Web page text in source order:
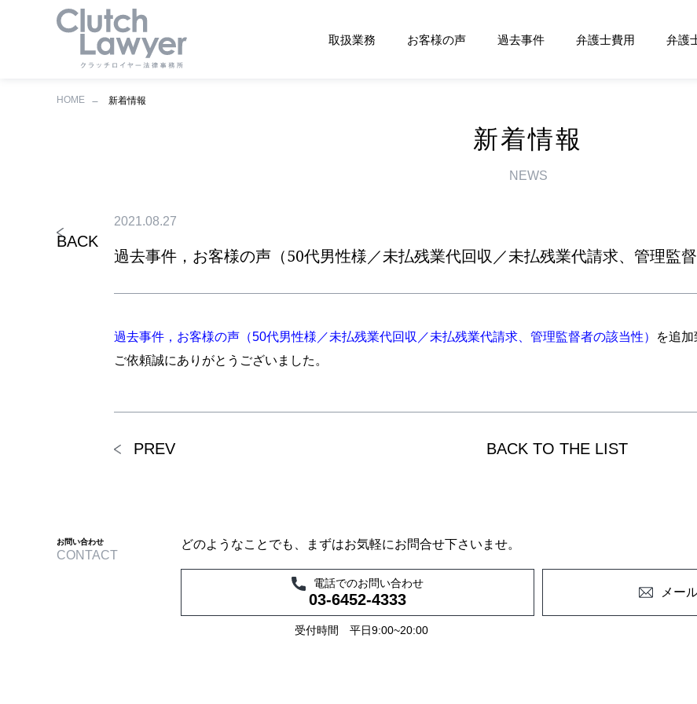
取扱業務 お客様の声 過去事件 弁護士費用 弁護
HOME 新着情報
新着情報
NEWS
BACK
2021.08.27
過去事件，お客様の声（50代男性様／未払残業代回収／未払残業代請求、管理監
過去事件，お客様の声（50代男性様／未払残業代回収／未払残業代請求、管理監督者の該当性）
を追加
ご依頼誠にありがとうございました。
PREV BACK TO THE LIST
お問い合わせ
CONTACT
どのようなことでも、まずはお気軽にお問合せ下さいませ。
電話でのお問い合わせ
03-6452-4333
受付時間 平日9:00~20:00
メー